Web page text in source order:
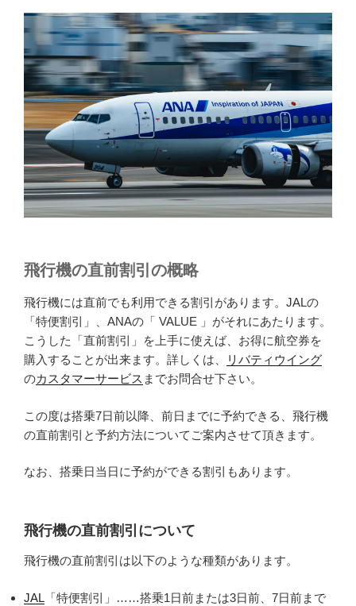
飛行機の直前割引の概略
飛行機には直前でも利用できる割引があります。JALの
「特便割引」、ANAの「 VALUE 」がそれにあたります。
こうした「直前割引」を上手に使えば、お得に航空券を
購入することが出来ます。詳しくは、
リバティウイング
のカスタマーサービス までお問合せ下さい。
この度は搭乗7日前以降、前日までに予約できる、飛行機
の直前割引と予約方法についてご案内させて頂きます。
なお、搭乗日当日に予約ができる割引もあります。
飛行機の直前割引について
飛行機の直前割引は以下のような種類があります。
JAL 「特便割引」……搭乗1日前または3日前、7日前まで